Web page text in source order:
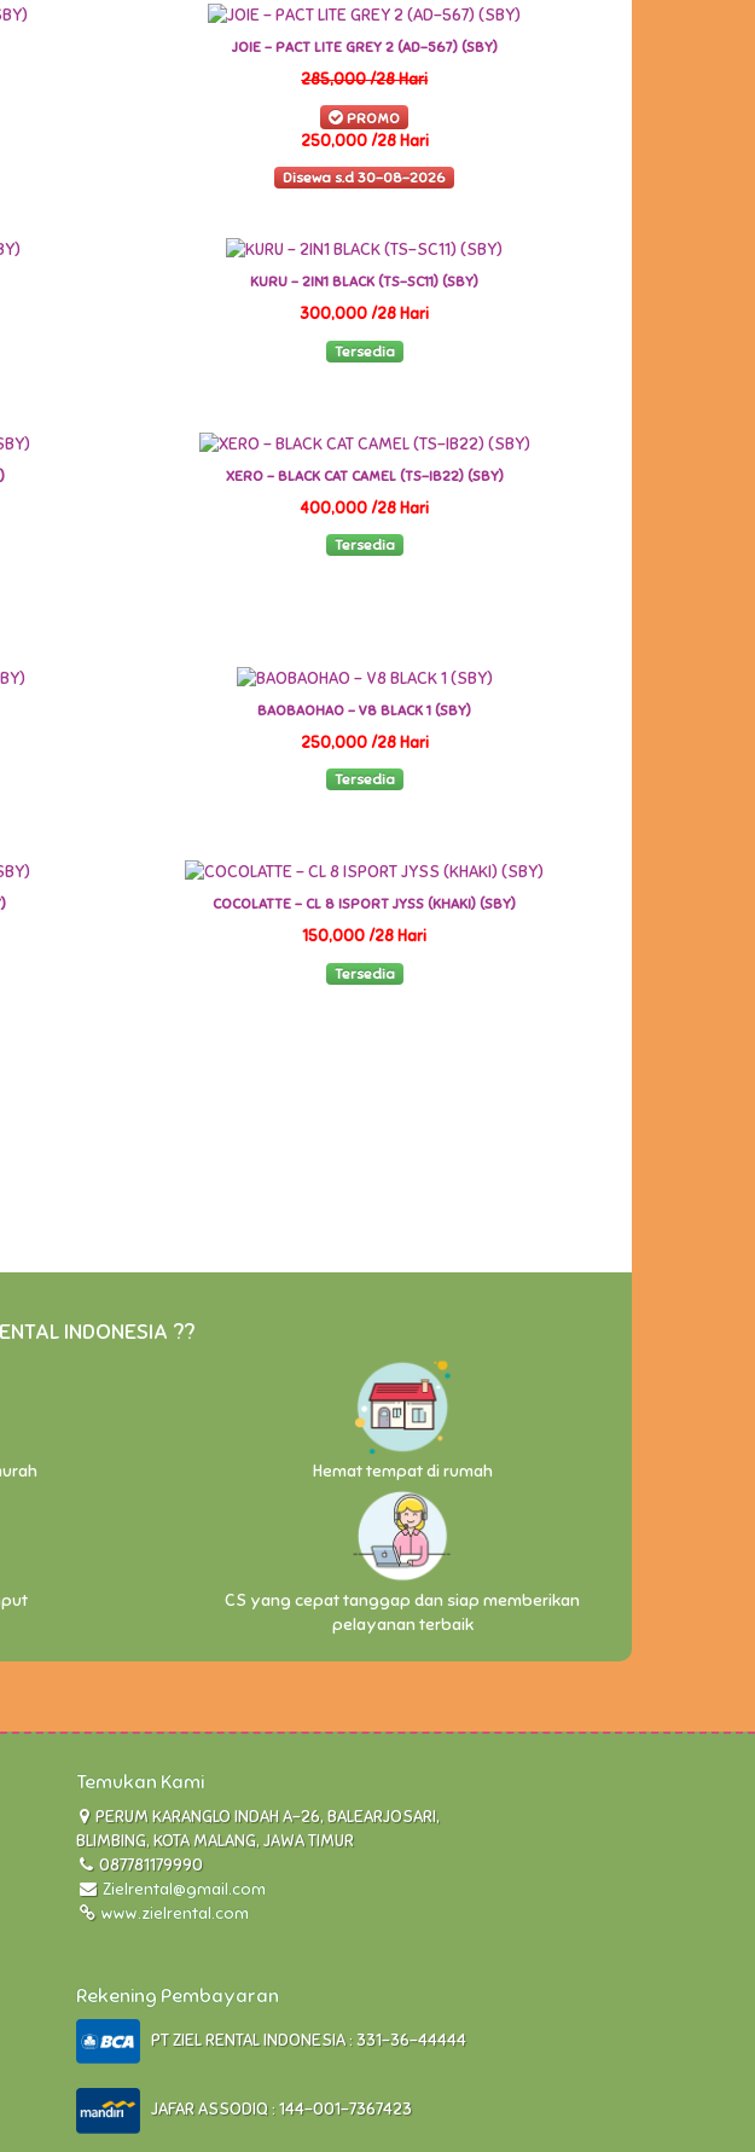
JOIE - PACT LITE GREY 2 (AD-567) (SBY)
285,000 /28 Hari
PROMO
250,000 /28 Hari
Disewa s.d 30-08-2026
KURU - 2IN1 BLACK (TS-SC11) (SBY)
300,000 /28 Hari
Tersedia
XERO - BLACK CAT CAMEL (TS-IB22) (SBY)
400,000 /28 Hari
Tersedia
BAOBAOHAO - V8 BLACK 1 (SBY)
250,000 /28 Hari
Tersedia
COCOLATTE - CL 8 ISPORT JYSS (KHAKI) (SBY)
150,000 /28 Hari
Tersedia
INDONESIA ??
Hemat tempat di rumah
CS yang cepat tanggap dan siap memberikan
pelayanan terbaik
Temukan Kami
PERUM KARANGLO INDAH A-26, BALEARJOSARI,
BLIMBING, KOTA MALANG, JAWA TIMUR
087781179990
Zielrental@gmail.com
www.zielrental.com
Rekening Pembayaran
PT ZIEL RENTAL INDONESIA : 331-36-44444
JAFAR ASSODIQ : 144-001-7367423